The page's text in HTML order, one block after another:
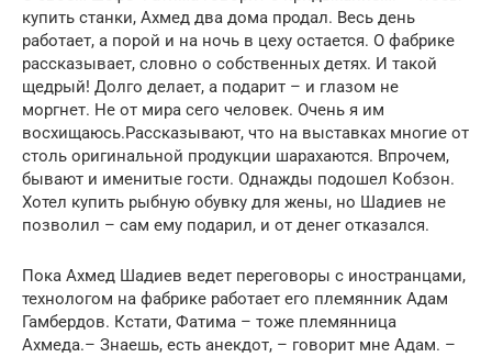
купить станки, Ахмед два дома продал. Весь день
работает, а порой и на ночь в цеху остается. О фабрике
рассказывает, словно о собственных детях. И такой
щедрый! Долго делает, а подарит – и глазом не
моргнет. Не от мира сего человек. Очень я им
восхищаюсь.Рассказывают, что на выставках многие от
столь оригинальной продукции шарахаются. Впрочем,
бывают и именитые гости. Однажды подошел Кобзон.
Хотел купить рыбную обувку для жены, но Шадиев не
позволил – сам ему подарил, и от денег отказался.
Пока Ахмед Шадиев ведет переговоры с иностранцами,
технологом на фабрике работает его племянник Адам
Гамбердов. Кстати, Фатима – тоже племянница
Ахмеда.– Знаешь, есть анекдот, – говорит мне Адам. –